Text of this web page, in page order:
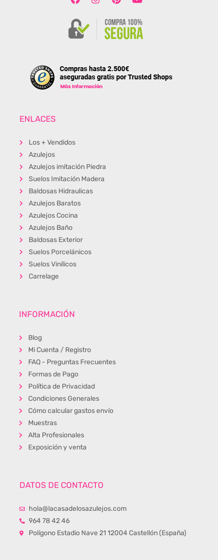
ENLACES
Los + Vendidos
Azulejos
Azulejos imitación Piedra
Suelos Imitación Madera
Baldosas Hidraulicas
Azulejos Baratos
Azulejos Cocina
Azulejos Baño
Baldosas Exterior
Suelos Porcelánicos
Suelos Vinílicos
Carrelage
INFORMACIÓN
Blog
Mi Cuenta / Registro
FAQ - Preguntas Frecuentes
Formas de Pago
Política de Privacidad
Condiciones Generales
Cómo calcular gastos envío
Muestras
Alta Profesionales
Exposición y venta
DATOS DE CONTACTO
hola@lacasadelosazulejos.com
964 78 42 46
Polígono Estadio Nave 21 12004 Castellón (España)